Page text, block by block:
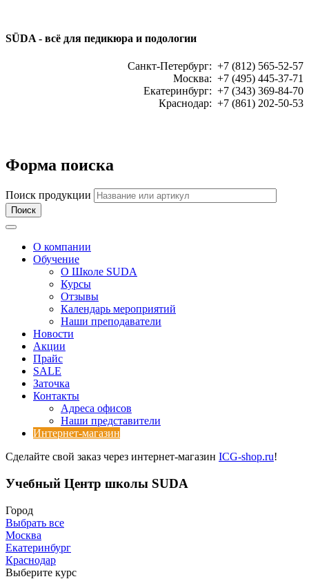
SÜDA - всё для педикюра и подологии
Санкт-Петербург: +7 (812) 565-52-57
Москва: +7 (495) 445-37-71
Екатеринбург: +7 (343) 369-84-70
Краснодар: +7 (861) 202-50-53
Форма поиска
Поиск продукции
Toggle navigation
О компании
Обучение
О Школе SUDA
Курсы
Отзывы
Календарь мероприятий
Наши преподаватели
Новости
Акции
Прайс
SALE
Заточка
Контакты
Адреса офисов
Наши представители
Интернет-магазин
Сделайте свой заказ через интернет-магазин ICG-shop.ru!
Учебный Центр школы SUDA
Город
Выбрать все
Москва
Екатеринбург
Краснодар
Выберите курс